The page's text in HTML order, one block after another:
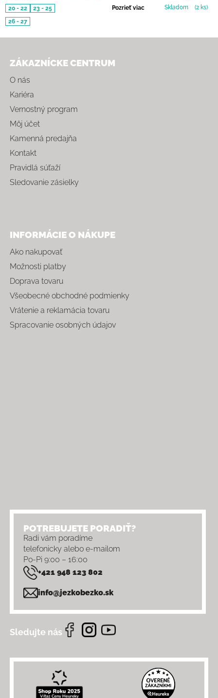
20 - 22
23 - 25
26 - 27
Pozrieť viac Skladom (2 ks)
ZÁKAZNÍCKE CENTRUM
O nás
Kariéra
Vernostný program
Môj účet
Kamenná predajňa
Kontakt
Pravidlá súťaží
Sledovanie zásielky
INFORMÁCIE O NÁKUPE
Ako nakupovať
Možnosti platby
Doprava tovaru
Všeobecné obchodné podmienky
Vrátenie a reklamácia tovaru
Spracovanie osobných údajov
POTREBUJETE PORADIŤ?
Radi vám poradíme
telefonicky alebo e-mailom
Po-Pi 9:00 – 16:00
+421 948 123 802
info@jezkobezko.sk
Sledujte nás